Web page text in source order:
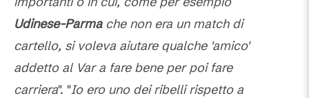
Udinese-Parmache non era un match di
cartello, si voleva aiutare qualche 'amico'
addetto al Var a fare bene per poi fare
carriera". "Io ero uno dei ribelli rispetto a